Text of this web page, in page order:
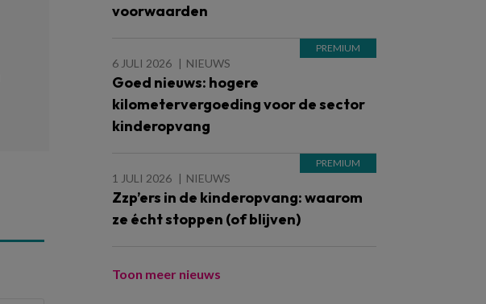
voorwaarden
6 JULI 2026 NIEUWS
Goed nieuws: hogere
kilometervergoeding voor de sector
kinderopvang
1 JULI 2026 NIEUWS
Zzp’ers in de kinderopvang: waarom
ze écht stoppen (of blijven)
Toon meer nieuws